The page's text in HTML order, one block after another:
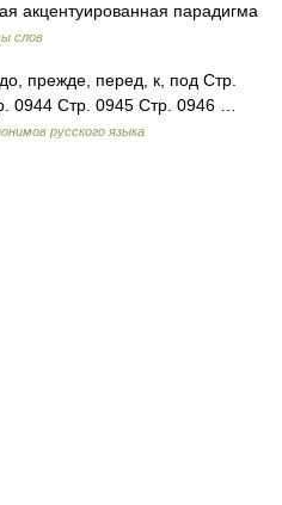
акцентуированная парадигма
слов
прежде, перед, к, под Стр.
0944 Стр. 0945 Стр. 0946 …
русского языка